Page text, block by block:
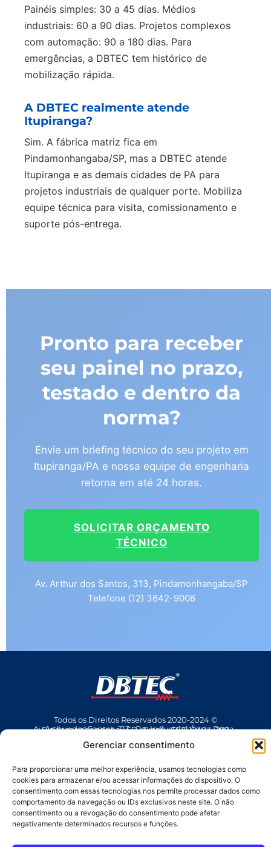
Gerenciar consentimento
Para proporcionar uma melhor experiência, usamos tecnologias como
cookies para armazenar e/ou acessar informações do dispositivo. O
consentimento com essas tecnologias nos permite processar dados como
comportamento da navegação ou IDs exclusivos neste site. O não
consentimento ou a revogação do consentimento pode afetar
negativamente determinados recursos e funções.
Painéis simples: 30 a 45 dias. Médios
industriais: 60 a 90 dias. Projetos complexos
com automação: 90 a 180 dias. Para
emergências, a DBTEC tem histórico de
mobilização rápida.
A DBTEC realmente atende
Itupiranga?
Sim. A fábrica matriz fica em
Pindamonhangaba/SP, mas a DBTEC atende
Itupiranga e as demais cidades de PA para
projetos industriais de qualquer porte. Mobiliza
equipe técnica para visita, comissionamento e
suporte pós-entrega.
Pronto para receber
seu painel no prazo,
testado e dentro da
norma?
Envie um briefing técnico do seu projeto em
Itupiranga/PA e nossa equipe de engenharia
retorna em até 24 horas.
SOLICITAR ORÇAMENTO
TÉCNICO
Av. Arthur dos Santos, 313, Pindamonhangaba/SP
Telefone (12) 3642-9006
Todos os Direitos Reservados 2020-2024 ©
Av Arthur dos Santos, 313 • Pq. Industrial Água Preta • Pindamonhangaba • SP • Brasil • CEP 12404-289
(12) 3642 9006
• dbtec@dbtec.com.br